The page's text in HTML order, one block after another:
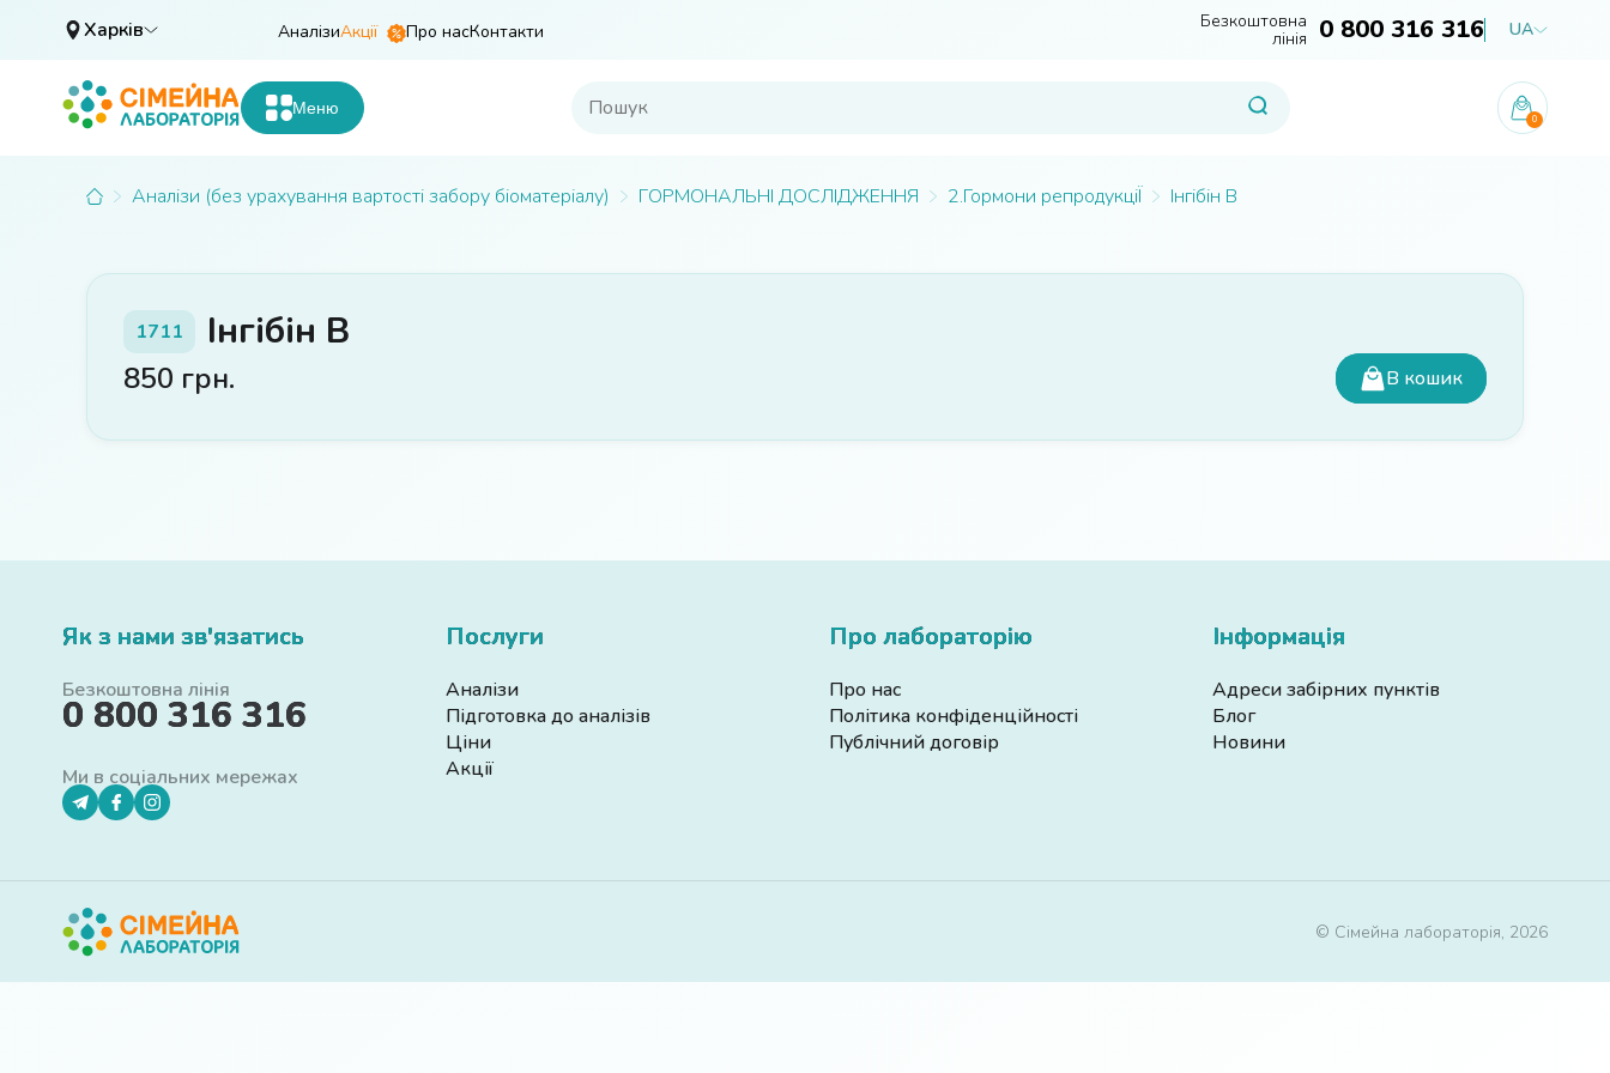
Харків АналізиАкції Про насКонтакти Безкоштовна
лінія 0 800 316 316 UA
Меню
0
Аналізи (без урахування вартості забору біоматеріалу) ГОРМОНАЛЬНІ ДОСЛІДЖЕННЯ 2.Гормони репродукціЇ Інгібін В
1711 Інгібін В
850 грн. В кошик
Як з нами зв'язатись
Безкоштовна лінія
0 800 316 316
Ми в соціальних мережах
Послуги
Аналізи
Підготовка до аналізів
Ціни
Акції
Про лабораторію
Про нас
Політика конфіденційності
Публічний договір
Інформація
Адреси забірних пунктів
Блог
Новини
© Сімейна лабораторія, 2026